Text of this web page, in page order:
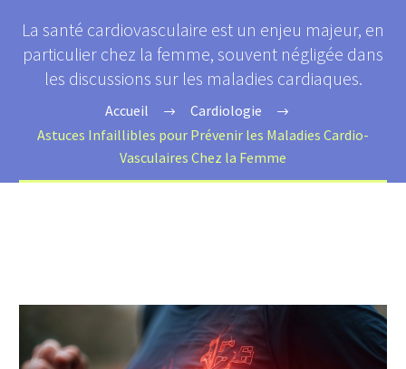
La santé cardiovasculaire est un enjeu majeur, en
particulier chez la femme, souvent négligée dans
les discussions sur les maladies cardiaques.
Accueil
Cardiologie
Astuces Infaillibles pour Prévenir les Maladies Cardio-
Vasculaires Chez la Femme